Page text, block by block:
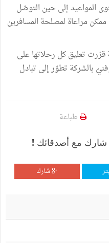
المواعيدإلىحين التوصّل
ممكنمراعاة لمصلحة المسافرين
قرّرت تعليقكل رحلاتهاعلى
بالشركة تطوّرإلى تبادل
طباعة
شارك مع أصدقائك !
شارك